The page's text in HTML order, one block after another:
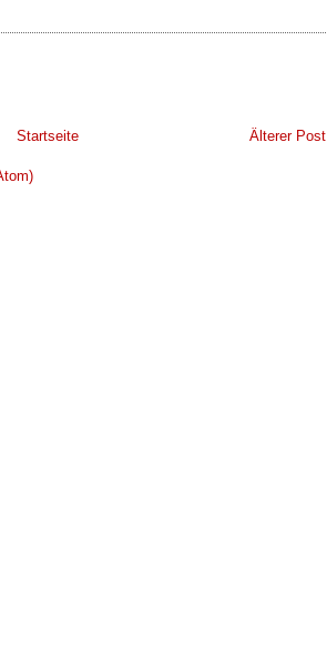
Älterer Post
Startseite